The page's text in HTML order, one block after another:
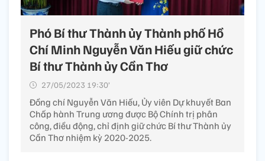
Phó Bí thư Thành ủy Thành phố Hồ
Chí Minh Nguyễn Văn Hiếu giữ chức
Bí thư Thành ủy Cần Thơ
27/05/2023 19:30’
Đồng chí Nguyễn Văn Hiếu, Ủy viên Dự khuyết Ban
Chấp hành Trung ương được Bộ Chính trị phân
công, điều động, chỉ định giữ chức Bí thư Thành ủy
Cần Thơ nhiệm kỳ 2020-2025.